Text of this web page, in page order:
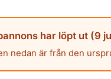
har löpt ut (9
nedan är från den